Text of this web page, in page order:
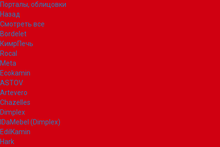
Порталы, облицовки
Назад
Смотреть все
Bordelet
КимрПечь
Rocal
Meta
Ecokamin
ASTOV
Artevero
Chazelles
Dimplex
IDaMebel (Dimplex)
EdilKamin
Hark